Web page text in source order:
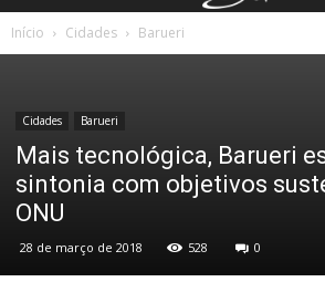
Início Cidades Barueri
Cidades Barueri
Mais tecnológica, Barueri
sintonia com objetivos
ONU
28 de março de 2018 528 0